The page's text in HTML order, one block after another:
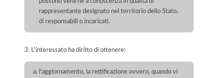
rappresentante designato nel territorio dello Stato,
di responsabili o incaricati.
3. L'interessato ha diritto di ottenere:
l'aggiornamento, la rettificazione ovvero, quando vi